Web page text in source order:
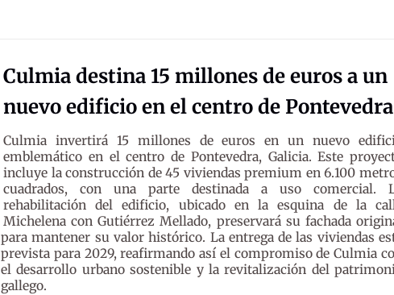
Culmia destina 15 millones de euros a un
nuevo edificio en el centro de Pontevedra
Culmia invertirá 15 millones de euros en un nuevo
emblemático en el centro de Pontevedra, Galicia. Este
incluye la construcción de 45 viviendas premium en 6.100
cuadrados, con una parte destinada a uso comercial.
rehabilitación del edificio, ubicado en la esquina de la
Michelena con Gutiérrez Mellado, preservará su fachada
para mantener su valor histórico. La entrega de las viviendas
prevista para 2029, reafirmando así el compromiso de Culmia
el desarrollo urbano sostenible y la revitalización del
gallego.